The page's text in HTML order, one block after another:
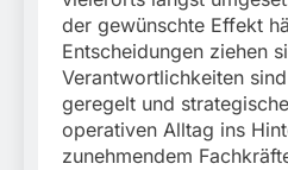
der gewünschte Effekt
Entscheidungen ziehen
Verantwortlichkeiten
geregelt und
operativen Alltag ins
zunehmendem